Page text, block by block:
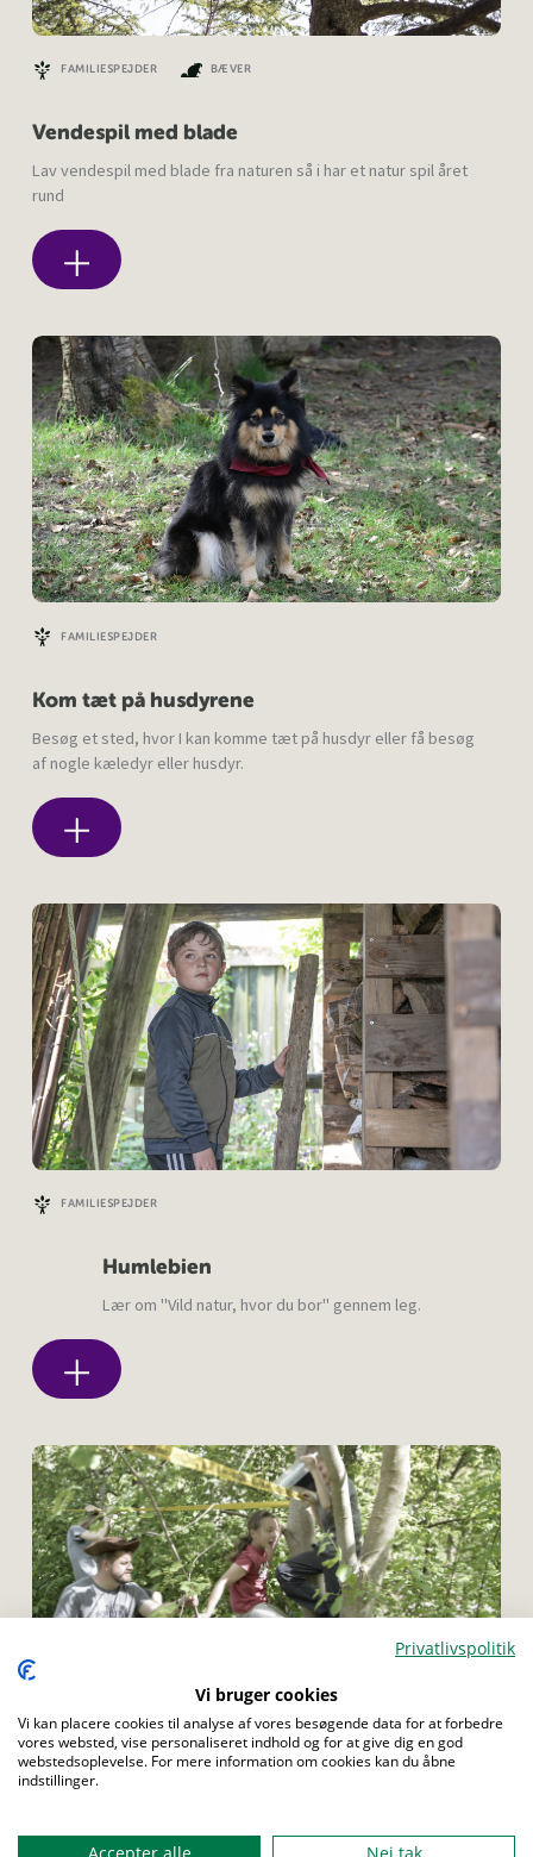
FAMILIESPEJDER BÆVER
Vendespil med blade
Lav vendespil med blade fra naturen så i har et natur spil året
rund
FAMILIESPEJDER
Kom tæt på husdyrene
Besøg et sted, hvor I kan komme tæt på husdyr eller få besøg
af nogle kæledyr eller husdyr.
FAMILIESPEJDER
Humlebien
Lær om "Vild natur, hvor du bor" gennem leg.
FAMILIESPEJDER BÆVER ULV JUNIOR
TROP
Balancegang
Privatlivspolitik
Vi bruger cookies
Vi kan placere cookies til analyse af vores besøgende data for at forbedre
vores websted, vise personaliseret indhold og for at give dig en god
webstedsoplevelse. For mere information om cookies kan du åbne
indstillinger.